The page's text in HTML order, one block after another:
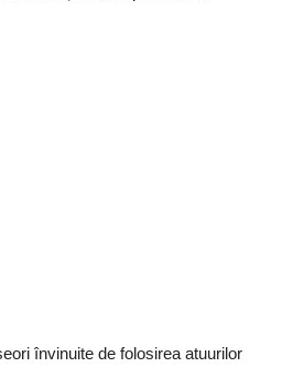
învinuite de folosirea atuurilor